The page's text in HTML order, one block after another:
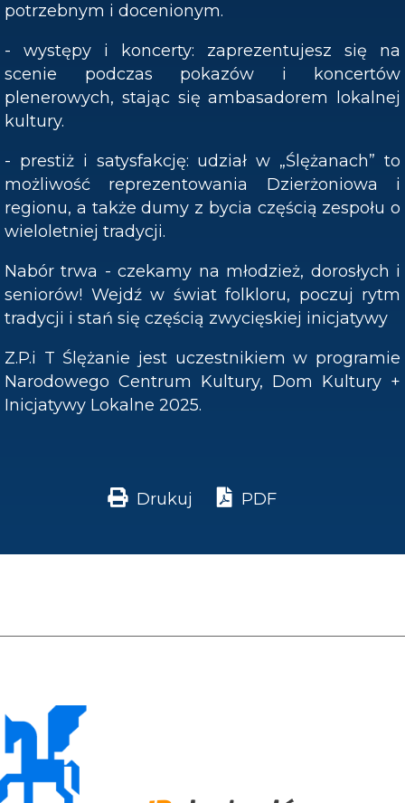
potrzebnym i docenionym.
- występy i koncerty: zaprezentujesz się na
scenie podczas pokazów i koncertów
plenerowych, stając się ambasadorem lokalnej
kultury.
- prestiż i satysfakcję: udział w „Ślężanach” to
możliwość reprezentowania Dzierżoniowa i
regionu, a także dumy z bycia częścią zespołu o
wieloletniej tradycji.
Nabór trwa - czekamy na młodzież, dorosłych i
seniorów! Wejdź w świat folkloru, poczuj rytm
tradycji i stań się częścią zwycięskiej inicjatywy
Z.P.i T Ślężanie jest uczestnikiem w programie
Narodowego Centrum Kultury, Dom Kultury +
Inicjatywy Lokalne 2025.
Drukuj PDF